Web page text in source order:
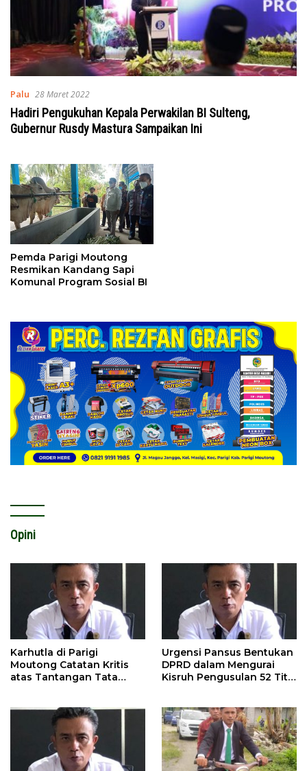
Palu 28 Maret 2022
Hadiri Pengukuhan Kepala Perwakilan BI Sulteng,
Gubernur Rusdy Mastura Sampaikan Ini
Pemda Parigi Moutong
Resmikan Kandang Sapi
Komunal Program Sosial BI
Opini
Karhutla di Parigi
Moutong Catatan Kritis
atas Tantangan Tata
Urgensi Pansus Bentukan
DPRD dalam Mengurai
Kisruh Pengusulan 52 Titik